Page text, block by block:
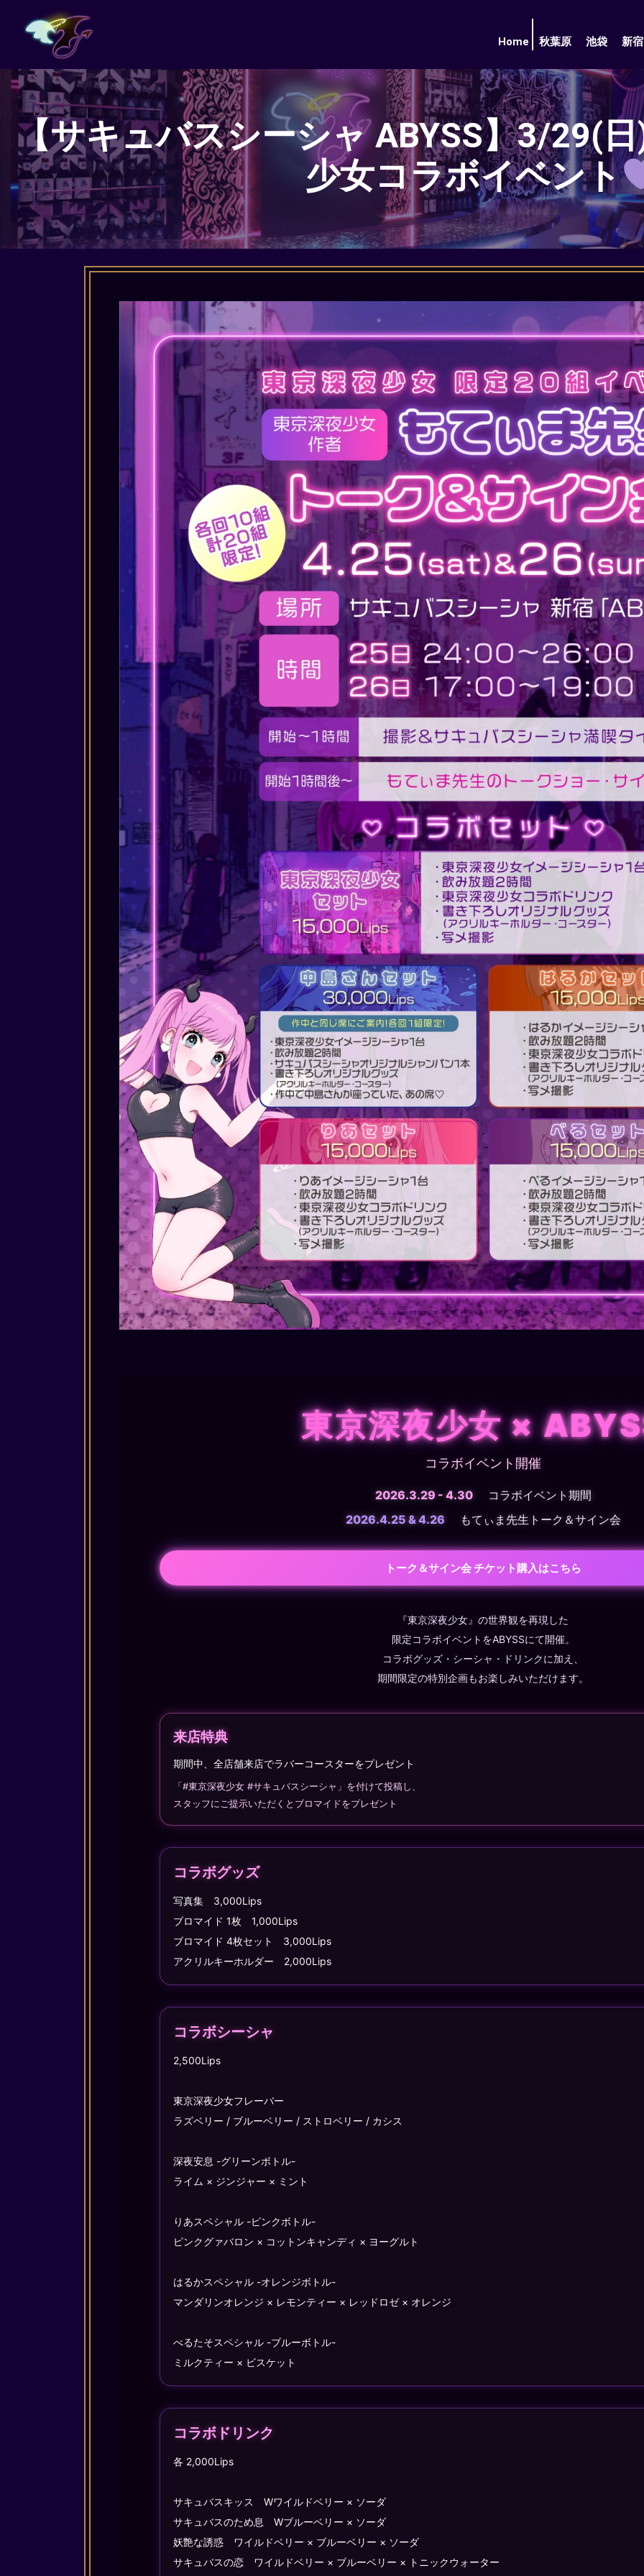
Home 秋葉原 池袋 新宿
【サキュバスシーシャ ABYSS】3/29(
少女コラボイベント
東京深夜少女 ×
コラボイベント開催
2026.3.29 - 4.30
コラボイベント期間
2026.4.25 & 4.26
もてぃま先生トーク＆サイン会
トーク＆サイン会 チケット購入はこちら
『東京深夜少女』の世界観を再現した
限定コラボイベントをABYSSにて開催。
コラボグッズ・シーシャ・ドリンクに加え、
期間限定の特別企画もお楽しみいただけます。
来店特典
期間中、全店舗来店でラバーコースターをプレゼント
「#東京深夜少女 #サキュバスシーシャ」を付けて投稿し、
スタッフにご提示いただくとブロマイドをプレゼント
コラボグッズ
写真集 3,000Lips
ブロマイド 1枚 1,000Lips
ブロマイド 4枚セット 3,000Lips
アクリルキーホルダー 2,000Lips
コラボシーシャ
2,500Lips
東京深夜少女フレーバー
ラズベリー / ブルーベリー / ストロベリー / カシス
深夜安息 -グリーンボトル-
ライム × ジンジャー × ミント
りあスペシャル -ピンクボトル-
ピンクグァバロン × コットンキャンディ × ヨーグルト
はるかスペシャル -オレンジボトル-
マンダリンオレンジ × レモンティー × レッドロゼ × オレンジ
べるたそスペシャル -ブルーボトル-
ミルクティー × ビスケット
コラボドリンク
各 2,000Lips
サキュバスキッス Wワイルドベリー × ソーダ
サキュバスのため息 Wブルーベリー × ソーダ
妖艶な誘惑 ワイルドベリー × ブルーベリー × ソーダ
サキュバスの恋 ワイルドベリー × ブルーベリー × トニックウォーター